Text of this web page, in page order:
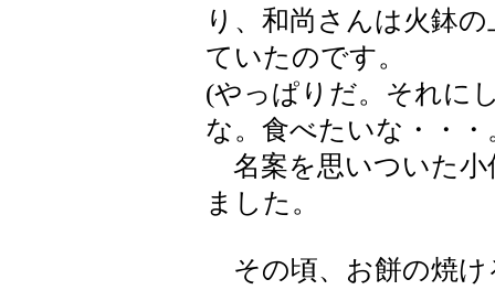
り、和尚さんは火鉢
ていたのです。
(やっぱりだ。それに
な。食べたいな・・
名案を思いついた小
ました。
その頃、お餅の焼け